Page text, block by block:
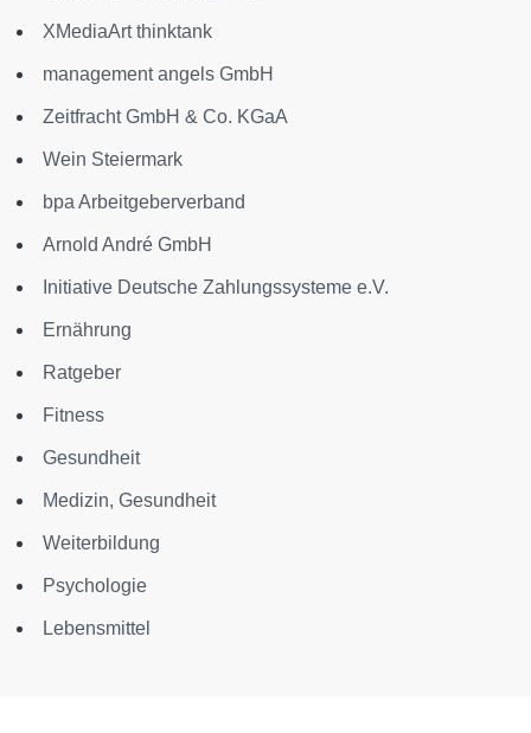
XMediaArt thinktank
management angels GmbH
Zeitfracht GmbH & Co. KGaA
Wein Steiermark
bpa Arbeitgeberverband
Arnold André GmbH
Initiative Deutsche Zahlungssysteme e.V.
Ernährung
Ratgeber
Fitness
Gesundheit
Medizin, Gesundheit
Weiterbildung
Psychologie
Lebensmittel